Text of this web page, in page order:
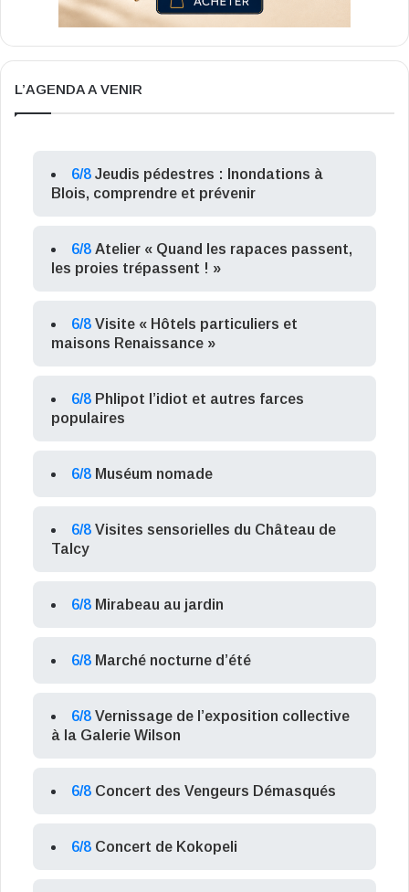
L’AGENDA A VENIR
6/8 Jeudis pédestres : Inondations à
Blois, comprendre et prévenir
6/8 Atelier « Quand les rapaces passent,
les proies trépassent ! »
6/8 Visite « Hôtels particuliers et
maisons Renaissance »
6/8 Phlipot l’idiot et autres farces
populaires
6/8 Muséum nomade
6/8 Visites sensorielles du Château de
Talcy
6/8 Mirabeau au jardin
6/8 Marché nocturne d’été
6/8 Vernissage de l’exposition collective
à la Galerie Wilson
6/8 Concert des Vengeurs Démasqués
6/8 Concert de Kokopeli